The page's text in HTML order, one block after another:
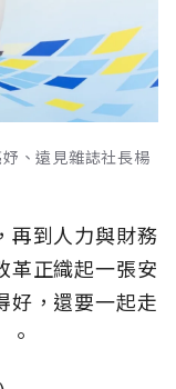
、遠見雜誌社長楊
再到人力與財務
革正織起一張安
好，還要一起走